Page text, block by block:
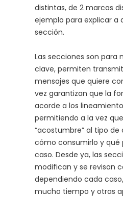
distintas, de 2 marcas
ejemplo para explicar a
sección.
Las secciones son para
clave, permiten
mensajes que quiere
vez garantizan que la
acorde a los
permitiendo a la vez
“acostumbre” al tipo
cómo consumirlo y
caso. Desde ya, las
modifican y se revisan
dependiendo cada
mucho tiempo y otras